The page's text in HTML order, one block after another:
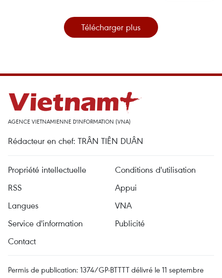
Télécharger plus
AGENCE VIETNAMIENNE D'INFORMATION (VNA)
Rédacteur en chef: TRÂN TIÊN DUÂN
Propriété intellectuelle
Conditions d'utilisation
RSS
Appui
Langues
VNA
Service d'information
Publicité
Contact
Permis de publication: 1374/GP-BTTTT délivré le 11 septembre